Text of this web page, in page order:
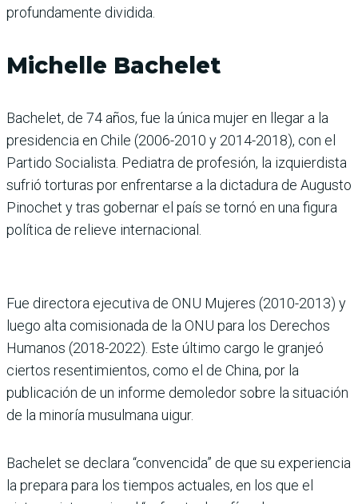
profundamente dividida.
Michelle Bachelet
Bachelet, de 74 años, fue la única mujer en llegar a la
presidencia en Chile (2006-2010 y 2014-2018), con el
Partido Socialista. Pediatra de profesión, la izquierdista
sufrió torturas por enfrentarse a la dictadura de Augusto
Pinochet y tras gobernar el país se tornó en una figura
política de relieve internacional.
Fue directora ejecutiva de ONU Mujeres (2010-2013) y
luego alta comisionada de la ONU para los Derechos
Humanos (2018-2022). Este último cargo le granjeó
ciertos resentimientos, como el de China, por la
publicación de un informe demoledor sobre la situación
de la minoría musulmana uigur.
Bachelet se declara “convencida” de que su experiencia
la prepara para los tiempos actuales, en los que el